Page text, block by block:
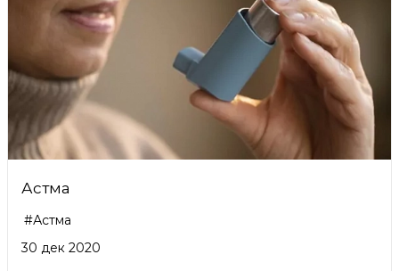
Астма
#Астма
30 дек 2020